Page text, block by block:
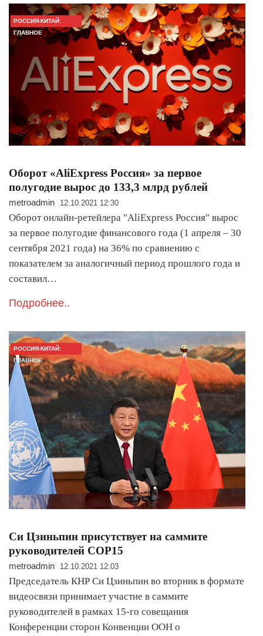
РОССИЯ-КИТАЙ:
ГЛАВНОЕ
Оборот «AliExpress Россия» за первое
полугодие вырос до 133,3 млрд рублей
metroadmin 12.10.2021 12:30
Оборот онлайн-ретейлера "AliExpress Россия" вырос
за первое полугодие финансового года (1 апреля – 30
сентября 2021 года) на 36% по сравнению с
показателем за аналогичный период прошлого года и
составил…
Подробнее..
РОССИЯ-КИТАЙ:
ГЛАВНОЕ
Си Цзиньпин присутствует на саммите
руководителей COP15
metroadmin 12.10.2021 12:03
Председатель КНР Си Цзиньпин во вторник в формате
видеосвязи принимает участие в саммите
руководителей в рамках 15-го совещания
Конференции сторон Конвенции ООН о